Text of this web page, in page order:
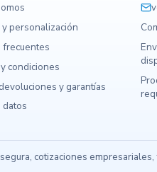
y personalización
frecuentes
condiciones
y garantías
datos
cotizaciones